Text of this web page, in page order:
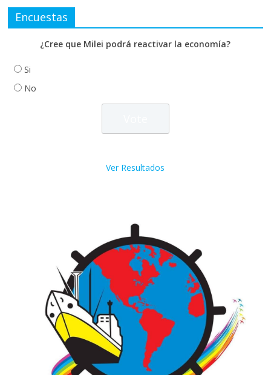
Encuestas
¿Cree que Milei podrá reactivar la economía?
Si
No
Ver Resultados